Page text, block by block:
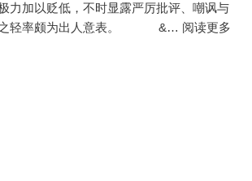
力加以贬低，不时显露严厉批评、嘲讽与
之轻率颇为出人意表。 &… 阅读更多